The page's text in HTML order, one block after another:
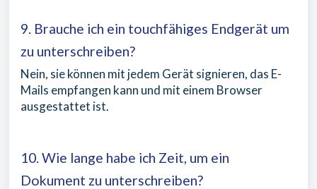
9. Brauche ich ein touchfähiges Endgerät um
zu unterschreiben?
Nein, sie können mit jedem Gerät signieren, das E-
Mails empfangen kann und mit einem Browser
ausgestattet ist.
10. Wie lange habe ich Zeit, um ein
Dokument zu unterschreiben?